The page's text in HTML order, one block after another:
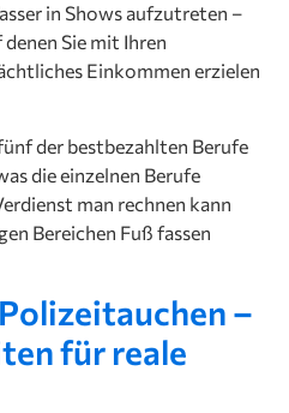
in Shows aufzutreten –
Sie mit Ihren
Einkommen erzielen
der bestbezahlten Berufe
die einzelnen Berufe
man rechnen kann
Bereichen Fuß fassen
–
für reale